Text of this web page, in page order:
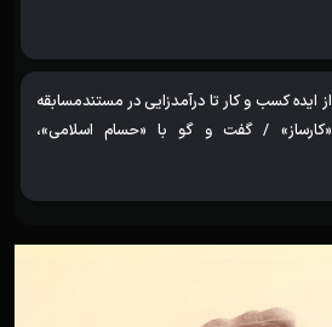
از ایده کسب و کار تا درآمدزایی در مستندمسابقه
«کارساز» / گفت و گو با «حسام اسلامی»،